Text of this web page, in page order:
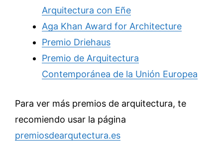
Arquitectura con Eñe
Aga Khan Award for Architecture
Premio Driehaus
Premio de Arquitectura
Contemporánea de la Unión Europea
Para ver más premios de arquitectura, te
recomiendo usar la página
premiosdearqutectura.es